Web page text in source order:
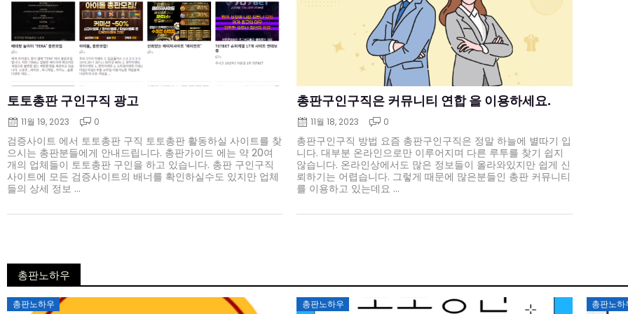
토토총판 구인구직 광고
11월 19, 2023 0
검증사이트 에서 토토총판 구직 토토총판 활동하실 사이트를 찾
으시는 총판분들에게 안내드립니다. 총판가이드 에는 약 20여
개의 업체들이 토토총판 구인을 하고 있습니다. 총판 구인구직
사이트에 모든 검증사이트의 배너를 확인하실수도 있지만 업체
들의 상세 정보 ...
총판구인구직은 커뮤니티 연합 을 이용하세요.
11월 18, 2023 0
총판구인구직 방법 요즘 총판구인구직은 정말 하늘에 별따기 입
니다. 대부분 온라인으로만 이루어지며 다른 루투를 찾기 쉽지
않습니다. 온라인상에서도 많은 정보들이 올라와있지만 쉽게 신
뢰하기는 어렵습니다. 그렇게 때문에 많은분들인 총판 커뮤니티
를 이용하고 있는데요 ...
총판노하우
총판노하우
Posted
총판노하우
Posted
총판노하
Posted